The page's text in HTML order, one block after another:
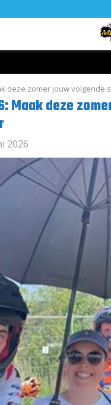
deze zomer jouw volgende
Maak deze
2026